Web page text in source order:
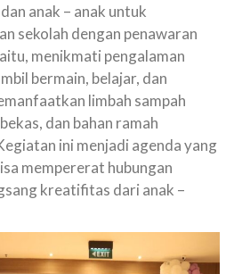
anak – anak untuk
sekolah dengan penawaran
menikmati pengalaman
bermain, belajar, dan
limbah sampah
dan bahan ramah
ini menjadi agenda yang
mempererat hubungan
kreatifitas dari anak –